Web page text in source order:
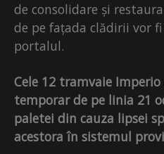
de consolidare și
de pe fațada clădirii vor
portalul.
Cele 12 tramvaie Imperio
temporar de pe linia 21
paletei din cauza lipsei
acestora în sistemul